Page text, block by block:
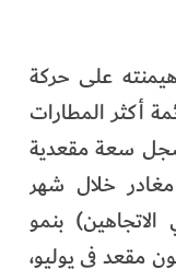
على حركة
أكثر المطارات
سجل سعة مقعدية
مقعد مغادر خلال شهر
في الاتجاهين) بنمو
مقارنة بـ 4.35 مليون مقعد في يوليو،